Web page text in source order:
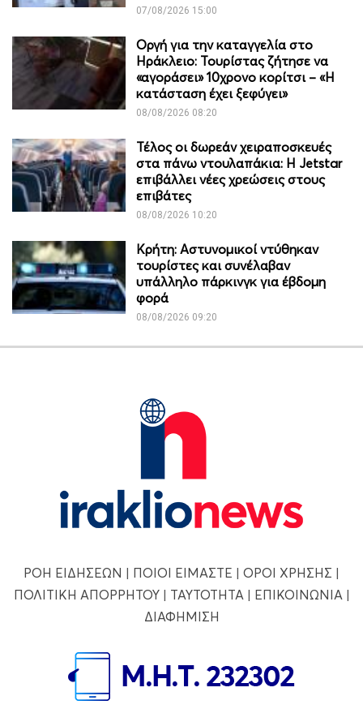
07/08/2026 15:00
Οργή για την καταγγελία στο
Ηράκλειο: Τουρίστας ζήτησε να
«αγοράσει» 10χρονο κορίτσι – «Η
κατάσταση έχει ξεφύγει»
08/08/2026 08:20
Τέλος οι δωρεάν χειραποσκευές
στα πάνω ντουλαπάκια: Η Jetstar
επιβάλλει νέες χρεώσεις στους
επιβάτες
08/08/2026 10:20
Κρήτη: Αστυνομικοί ντύθηκαν
τουρίστες και συνέλαβαν
υπάλληλο πάρκινγκ για έβδομη
φορά
08/08/2026 09:20
ΡΟΗ ΕΙΔΗΣΕΩΝ | ΠΟΙΟΙ ΕΙΜΑΣΤΕ | ΟΡΟΙ ΧΡΗΣΗΣ |
ΠΟΛΙΤΙΚΗ ΑΠΟΡΡΗΤΟΥ| ΤΑΥΤΟΤΗΤΑ | ΕΠΙΚΟΙΝΩΝΙΑ |
ΔΙΑΦΗΜΙΣΗ